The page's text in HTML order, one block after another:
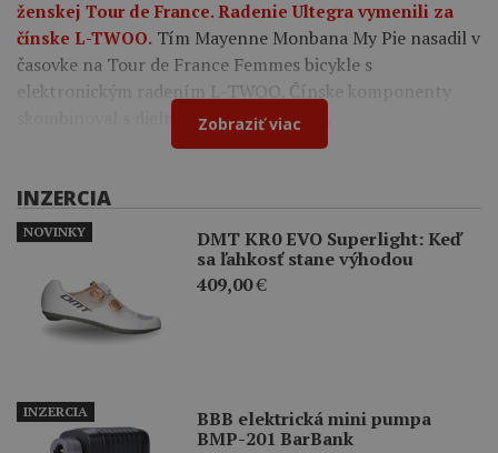
ženskej Tour de France. Radenie Ultegra vymenili za
čínske L-TWOO. Tím Mayenne Monbana My Pie nasadil v
časovke na Tour de France Femmes bicykle s
elektronickým radením L-TWOO. Čínske komponenty
skombinoval s dielmi Shimano a Cybrei.
Zobraziť viac
INZERCIA
DMT KR0 EVO Superlight: Keď
sa ľahkosť stane výhodou
409,00€
NOVINKY
BBB elektrická mini pumpa
BMP-201 BarBank
INZERCIA